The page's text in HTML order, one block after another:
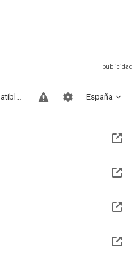
España
Sitios compatibles
31 Dic 2026 (Quedan 4 meses)
31 Dic 2026 (Quedan 4 meses)
31 Dic 2026 (Quedan 4 meses)
31 Dic 2026 (Quedan 4 meses)